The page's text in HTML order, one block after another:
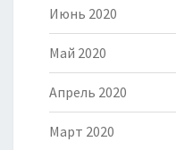
Июнь 2020
Май 2020
Апрель 2020
Март 2020